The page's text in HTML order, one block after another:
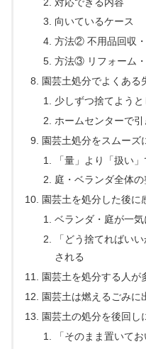
向いているケース
方法② 不用品回収
方法③ リフォーム
園芸土処分でよくある
少しずつ捨てよう
ホームセンターで
園芸土処分をスムーズ
「量」より「扱い
庭・ベランダ全体
園芸土を処分した後に
ベランダ・庭が一
「どう捨てればい
される
園芸土を処分する人が
園芸土は燃えるごみに
園芸土の処分を後回し
「そのまま置いて